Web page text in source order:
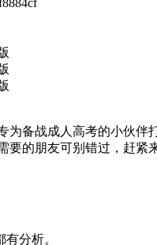
为备战成人高考的小伙
的朋友可别错过，赶紧
分析。